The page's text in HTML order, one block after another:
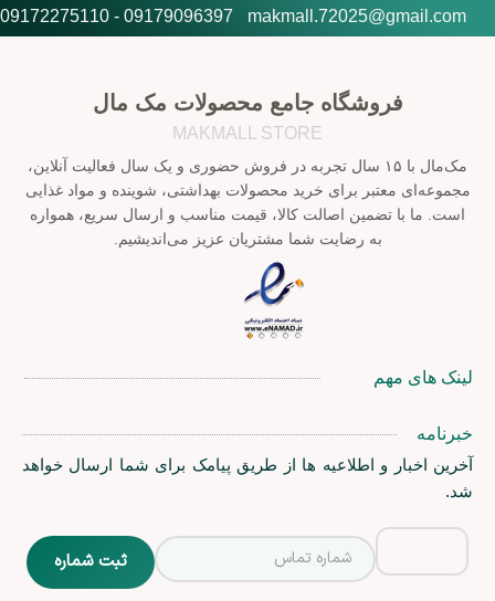
makmall.72025@gmail.com
09179096397 - 09172275110
فروشگاه جامع محصولات مک مال
MAKMALL STORE
مک‌مال با ۱۵ سال تجربه در فروش حضوری و یک سال فعالیت آنلاین،
مجموعه‌ای معتبر برای خرید محصولات بهداشتی، شوینده و مواد غذایی
است. ما با تضمین اصالت کالا، قیمت مناسب و ارسال سریع، همواره
به رضایت شما مشتریان عزیز می‌اندیشیم.
لینک های مهم
خبرنامه
آخرین اخبار و اطلاعیه ها از طریق پیامک برای شما ارسال خواهد
شد.